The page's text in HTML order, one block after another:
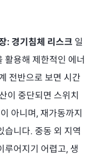
: 경기침체 리스크 일
활용해 제한적인 에너
전반으로 보면 시간
이 중단되면 스위치
아니며, 재가동까지
습니다. 중동 외 지역
루어지기 어렵고, 생